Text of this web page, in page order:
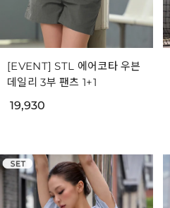
[EVENT] STL 에어코타 우븐
데일리 3부 팬츠 1+1
19,930